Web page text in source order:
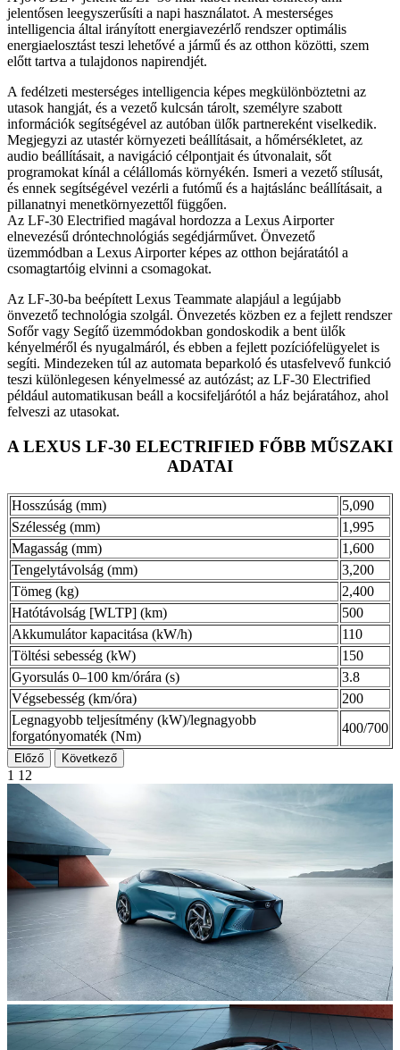
jelentősen leegyszerűsíti a napi használatot. A mesterséges
intelligencia által irányított energiavezérlő rendszer optimális
energiaelosztást teszi lehetővé a jármű és az otthon közötti, szem
előtt tartva a tulajdonos napirendjét.
A fedélzeti mesterséges intelligencia képes megkülönböztetni az
utasok hangját, és a vezető kulcsán tárolt, személyre szabott
információk segítségével az autóban ülők partnereként viselkedik.
Megjegyzi az utastér környezeti beállításait, a hőmérsékletet, az
audio beállításait, a navigáció célpontjait és útvonalait, sőt
programokat kínál a célállomás környékén. Ismeri a vezető stílusát,
és ennek segítségével vezérli a futómű és a hajtáslánc beállításait, a
pillanatnyi menetkörnyezettől függően.
Az LF-30 Electrified magával hordozza a Lexus Airporter
elnevezésű dróntechnológiás segédjárművet. Önvezető
üzemmódban a Lexus Airporter képes az otthon bejáratától a
csomagtartóig elvinni a csomagokat.
Az LF-30-ba beépített Lexus Teammate alapjául a legújabb
önvezető technológia szolgál. Önvezetés közben ez a fejlett rendszer
Sofőr vagy Segítő üzemmódokban gondoskodik a bent ülők
kényelméről és nyugalmáról, és ebben a fejlett pozíciófelügyelet is
segíti. Mindezeken túl az automata beparkoló és utasfelvevő funkció
teszi különlegesen kényelmessé az autózást; az LF-30 Electrified
például automatikusan beáll a kocsifeljárótól a ház bejáratához, ahol
felveszi az utasokat.
A LEXUS LF-30 ELECTRIFIED FŐBB MŰSZAKI
ADATAI
Hosszúság (mm)
5,090
Szélesség (mm)
1,995
Magasság (mm)
1,600
Tengelytávolság (mm)
3,200
Tömeg (kg)
2,400
Hatótávolság [WLTP] (km)
500
Akkumulátor kapacitása (kW/h)
110
Töltési sebesség (kW)
150
Gyorsulás 0–100 km/órára (s)
3.8
Végsebesség (km/óra)
200
Legnagyobb teljesítmény (kW)/legnagyobb
forgatónyomaték (Nm)
400/700
Előző Következő
1 12